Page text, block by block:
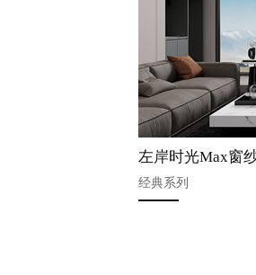
左岸时光Max窗
经典系列